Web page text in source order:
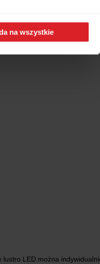
na wszystkie
LED można